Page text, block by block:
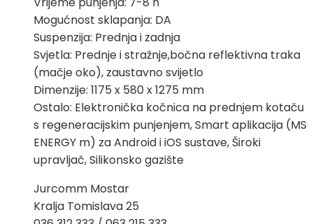
Mogućnost sklapanja: DA
Suspenzija: Prednja i zadnja
Svjetla: Prednje i stražnje,bočna reflektivna traka
(mačje oko), zaustavno svijetlo
Dimenzije: 1175 x 580 x 1275 mm
Ostalo: Elektronička kočnica na prednjem kotaču
s regeneracijskim punjenjem, Smart aplikacija (MS
ENERGY m) za Android i iOS sustave, Široki
upravljač, Silikonsko gazište
Jurcomm Mostar
Kralja Tomislava 25